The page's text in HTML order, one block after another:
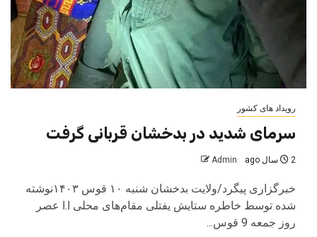
رویداد های کشور
سرمای شدید در بدخشان قربانی گرفت
2 سال ago Admin
خبرگزاری پیگرد/ولایت بدخشان شنبه ۱۰ قوس ۱۴۰۳نوشته
شده توسط خاطره ستایش یفتلی مقام‌های محلی ا.ا عصر
روز جمعه 9 قوس...